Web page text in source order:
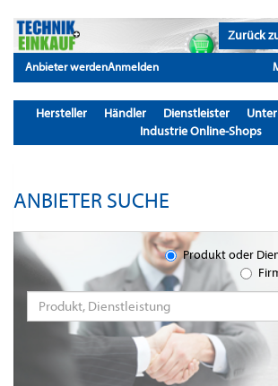
Zurück
Anbieter werdenAnmelden
Hersteller Händler Dienstleister
Industrie Online-Shops
ANBIETER SUCHE
Produkt oder